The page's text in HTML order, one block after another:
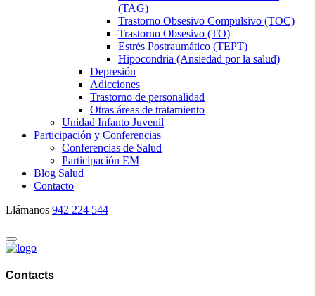
(TAG)
Trastorno Obsesivo Compulsivo (TOC)
Trastorno Obsesivo (TO)
Estrés Postraumático (TEPT)
Hipocondria (Ansiedad por la salud)
Depresión
Adicciones
Trastorno de personalidad
Otras áreas de tratamiento
Unidad Infanto Juvenil
Participación y Conferencias
Conferencias de Salud
Participación EM
Blog Salud
Contacto
Llámanos 942 224 544
Contacts